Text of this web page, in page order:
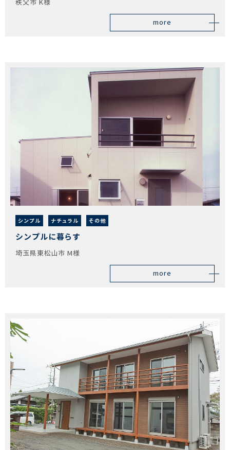
秩父市 K様
more
シンプル ナチュラル その他
シンプルに暮らす
埼玉県東松山市 M様
more